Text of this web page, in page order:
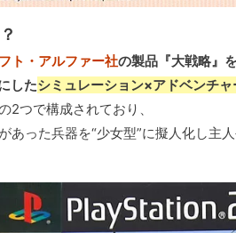
ト・アルファー社の製品『大戦略』
したシミュレーション×アドベンチ
2つで構成されており、
あった兵器を“少女型”に擬人化し主